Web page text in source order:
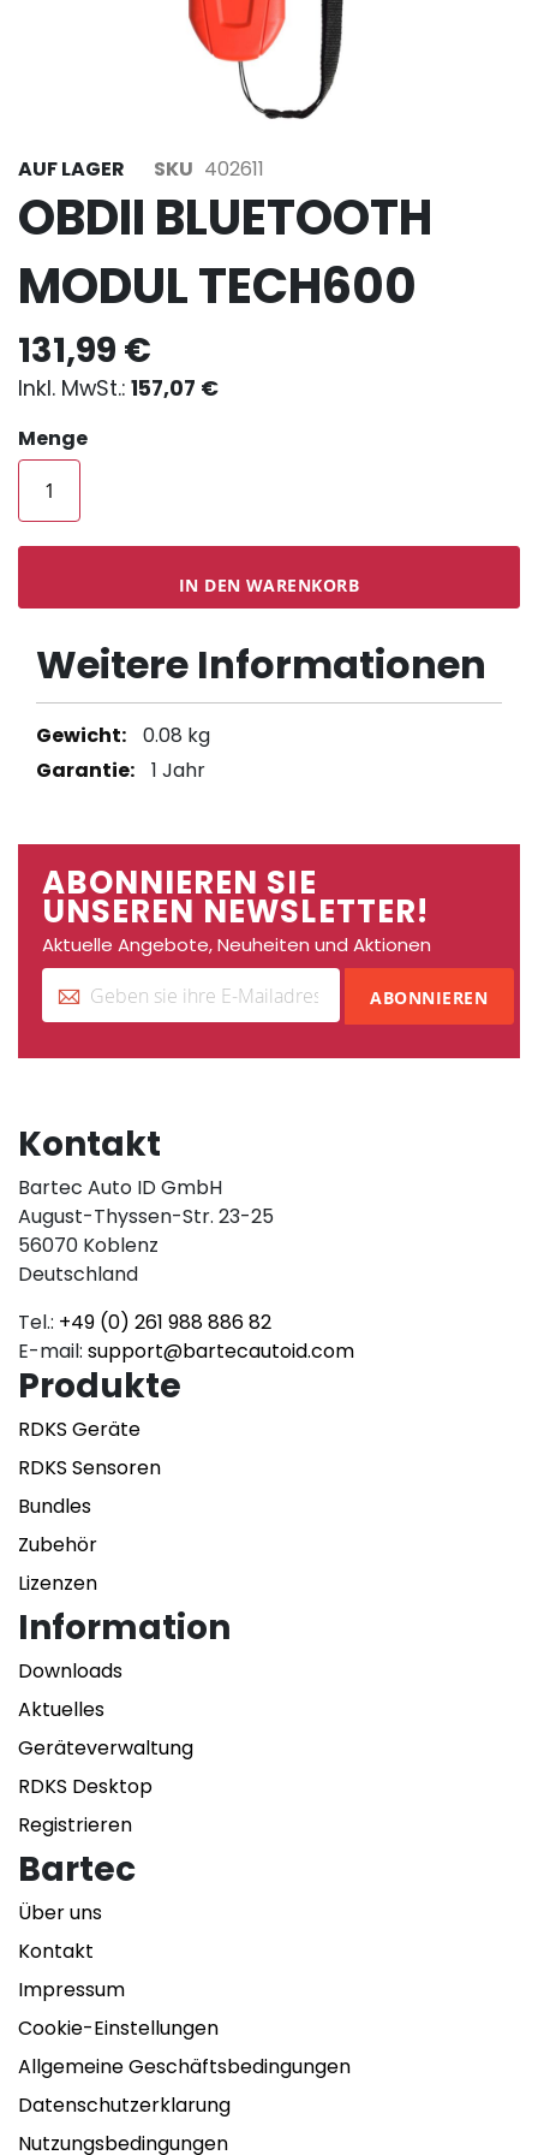
AUF LAGER SKU 402611
OBDII BLUETOOTH
MODUL TECH600
131,99 €
157,07 €
Menge
IN DEN WARENKORB
Weitere Informationen
Weitere
Informationen
0.08 kg
1 Jahr
ABONNIEREN SIE
UNSEREN NEWSLETTER!
Aktuelle Angebote, Neuheiten und Aktionen
ABONNIEREN
Kontakt
Bartec Auto ID GmbH
August-Thyssen-Str. 23-25
56070 Koblenz
Deutschland
Tel.: +49 (0) 261 988 886 82
E-mail: support@bartecautoid.com
Produkte
RDKS Geräte
RDKS Sensoren
Bundles
Zubehör
Lizenzen
Information
Downloads
Aktuelles
Geräteverwaltung
RDKS Desktop
Registrieren
Bartec
Über uns
Kontakt
Impressum
Cookie-Einstellungen
Allgemeine Geschäftsbedingungen
Datenschutzerklarung
Nutzungsbedingungen